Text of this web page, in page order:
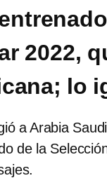
2022,
lo
a Arabia
de la